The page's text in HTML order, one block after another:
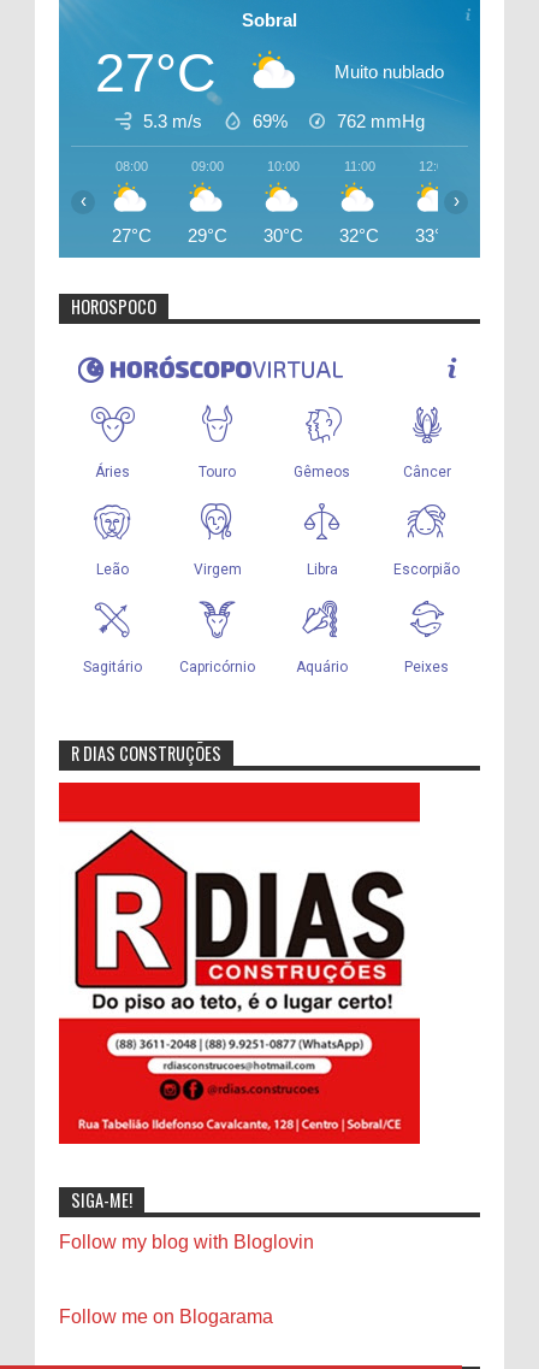
Sobral
27°C Muito nublado
5.3 m/s 69% 762 mmHg
08:00
27°C
09:00
29°C
10:00
30°C
11:00
32°C
12:00
33°C
‹ ›
HOROSPOCO
R DIAS CONSTRUÇÕES
SIGA-ME!
Follow my blog with Bloglovin
Follow me on Blogarama